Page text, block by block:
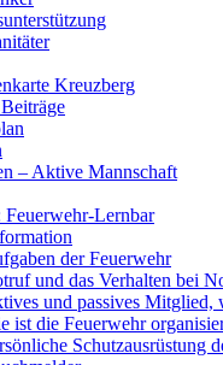
Kreuzberg
– Aktive Mannschaft
Feuerwehr-Lernbar
der Feuerwehr
und das Verhalten bei
und passives Mitglied,
ist die Feuerwehr
Schutzausrüstung